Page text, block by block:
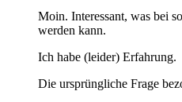
Moin. Interessant, was bei
werden kann.
Ich habe (leider) Erfahrung.
Die ursprüngliche Frage